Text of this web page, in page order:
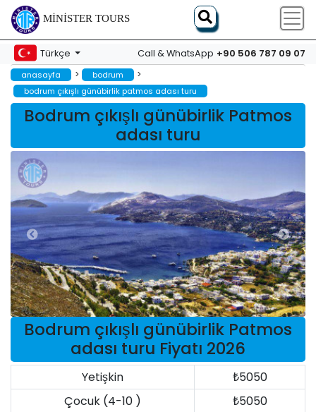
MINISTER TOURS
Türkçe Call & WhatsApp +90 506 787 09 07
anasayfa > bodrum >
bodrum çıkışlı günübirlik patmos adası turu
Bodrum çıkışlı günübirlik Patmos
adası turu
Bodrum çıkışlı günübirlik Patmos
adası turu Fiyatı 2026
Yetişkin
₺5050
Çocuk (4-10 )
₺5050